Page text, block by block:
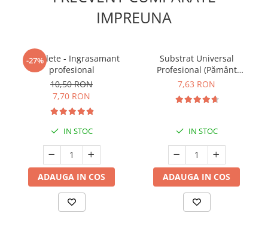
IMPREUNA
-27%
5 Tablete - Ingrasamant
profesional
10,50 RON
7,70 RON
IN STOC
ADAUGA IN COS
Substrat Universal
Profesional (Pământ
Premium) - 5 L
7,63 RON
IN STOC
ADAUGA IN COS